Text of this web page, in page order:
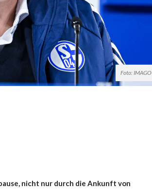
Foto: IMAGO
nicht nur durch die Ankunft von